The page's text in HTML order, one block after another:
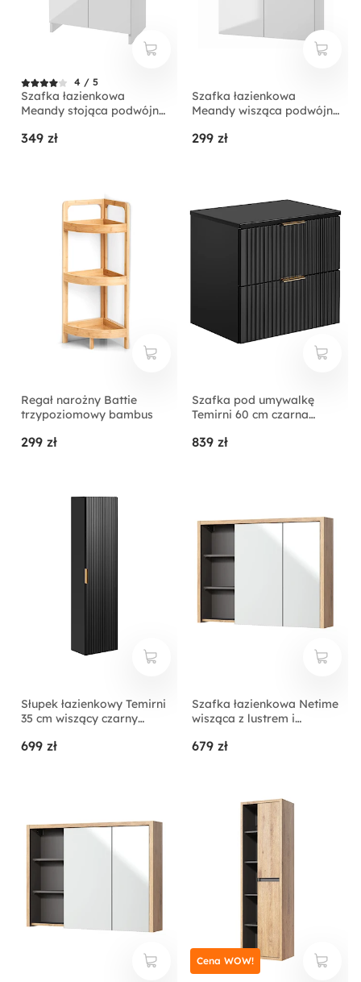
4 / 5
Szafka łazienkowa
Meandy stojąca podwójna
349 zł
Szafka łazienkowa
Meandy wisząca podwójna
299 zł
Regał narożny Battie
trzypoziomowy bambus
299 zł
Szafka pod umywalkę
Temirni 60 cm czarna
839 zł
Słupek łazienkowy Temirni
35 cm wiszący czarny
699 zł
Szafka łazienkowa Netime
wisząca z lustrem i
679 zł
Cena WOW!